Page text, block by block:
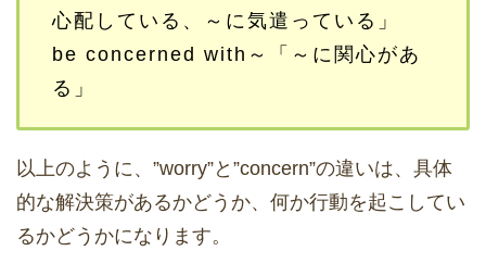
心配している、～に気遣っている」
be concerned with～「～に関心があ
る」
以上のように、”worry”と”concern”の違いは、具体
的な解決策があるかどうか、何か行動を起こしてい
るかどうかになります。